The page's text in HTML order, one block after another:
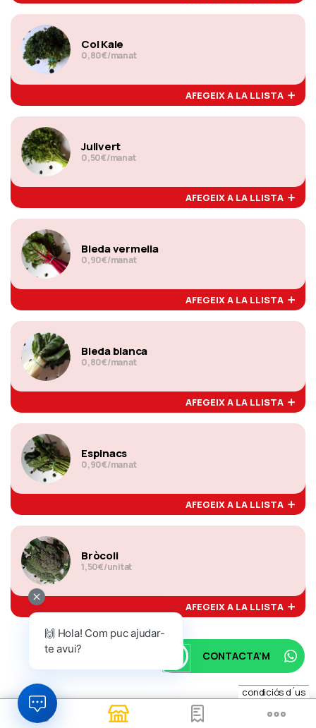
Col Kale
0,80€/manat
AFEGEIX A LA LLISTA
Julivert
0,50€/manat
AFEGEIX A LA LLISTA
Bleda vermella
0,90€/manat
AFEGEIX A LA LLISTA
Bleda blanca
0,80€/manat
AFEGEIX A LA LLISTA
Espinacs
0,90€/manat
AFEGEIX A LA LLISTA
Bròcoli
1,50€/unitat
AFEGEIX A LA LLISTA
condiciós d´us
CONTACTA'M
🙌 Hola! Com puc ajudar-
te avui?